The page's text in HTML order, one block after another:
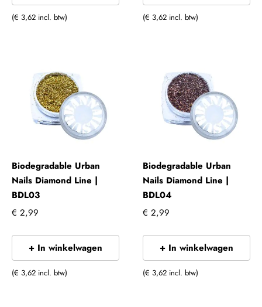
(€ 3,62 incl. btw) (€ 3,62 incl. btw)
Biodegradable Urban
Nails Diamond Line |
BDL03
€ 2,99
+ In winkelwagen
(€ 3,62 incl. btw)
Biodegradable Urban
Nails Diamond Line |
BDL04
€ 2,99
+ In winkelwagen
(€ 3,62 incl. btw)